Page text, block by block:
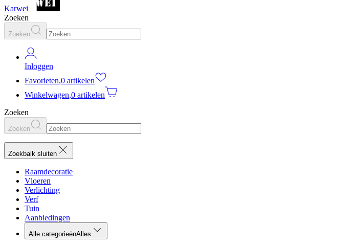
Karwei
Zoeken
Zoeken
Inloggen
Favorieten,0 artikelen
Winkelwagen,0 artikelen
Zoeken
Zoeken
Zoekbalk sluiten
Raamdecoratie
Vloeren
Verlichting
Verf
Tuin
Aanbiedingen
Alle categorieënAlles